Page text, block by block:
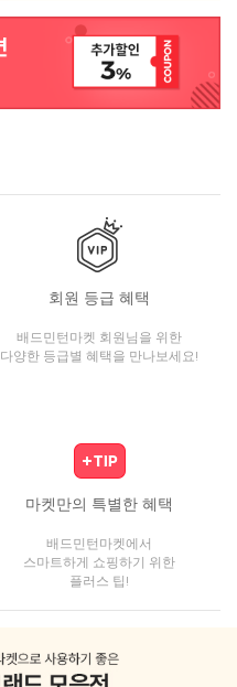
회원 등급 혜택
배드민턴마켓 회원님을 위한
다양한 등급별 혜택을 만나보세요!
마켓만의 특별한 혜택
배드민턴마켓에서
스마트하게 쇼핑하기 위한
플러스 팁!